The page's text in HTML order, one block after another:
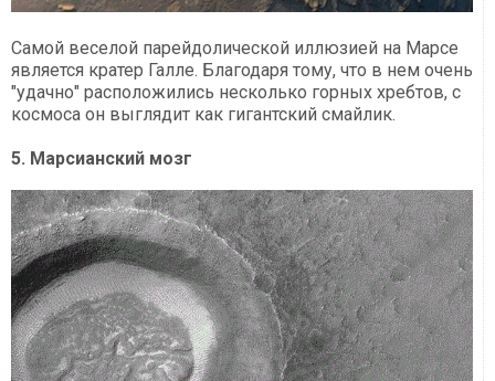
Самой веселой парейдолической иллюзией на Марсе
является кратер Галле. Благодаря тому, что в нем очень
"удачно" расположились несколько горных хребтов, с
космоса он выглядит как гигантский смайлик.
5. Марсианский мозг